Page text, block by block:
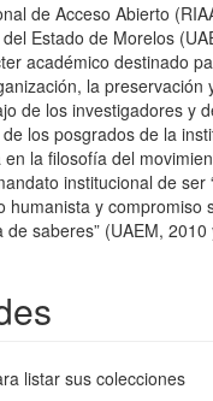
de Acceso Abierto
Estado de Morelos
académico destinado
la preservación
de los investigadores y
los posgrados de la
la filosofía del
institucional de ser
humanista y compromiso
saberes” (UAEM, 2010
listar sus colecciones